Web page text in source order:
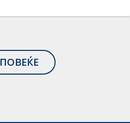
ПОВЕЌЕ